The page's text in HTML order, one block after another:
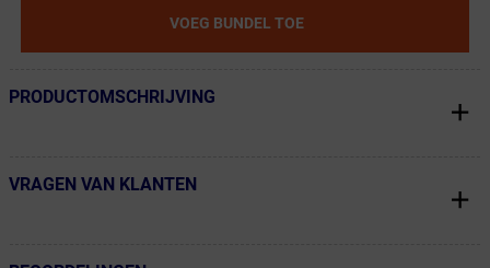
VOEG BUNDEL TOE
← Terug naar productnavigatie
PRODUCTOMSCHRIJVING
← Terug naar productnavigatie
VRAGEN VAN KLANTEN